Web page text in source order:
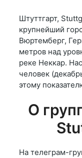
Штуттгарт,
крупнейший
Вюртемберг,
метров над
реке Неккар.
человек
этому
О
На телеграм-